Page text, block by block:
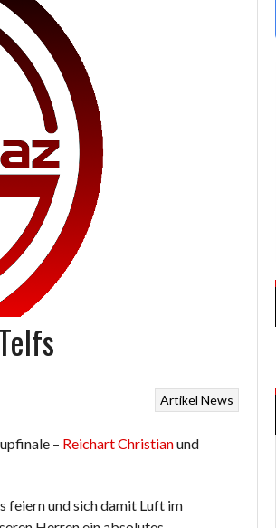
Artikel News
– Reichart Christianund
feiern und sich damit Luft im